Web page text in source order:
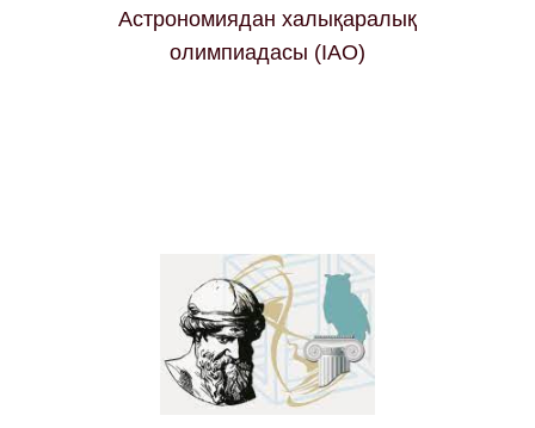
Астрономиядан халықаралық
олимпиадасы (IAO)